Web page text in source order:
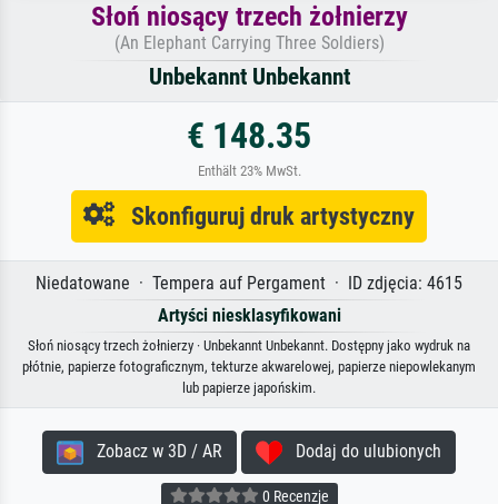
Słoń niosący trzech żołnierzy
(An Elephant Carrying Three Soldiers)
Unbekannt Unbekannt
€ 148.35
Enthält 23% MwSt.
Skonfiguruj druk artystyczny
Niedatowane · Tempera auf Pergament · ID zdjęcia: 4615
Artyści niesklasyfikowani
Słoń niosący trzech żołnierzy · Unbekannt Unbekannt. Dostępny jako wydruk na
płótnie, papierze fotograficznym, tekturze akwarelowej, papierze niepowlekanym
lub papierze japońskim.
Zobacz w 3D / AR Dodaj do ulubionych
0 Recenzje